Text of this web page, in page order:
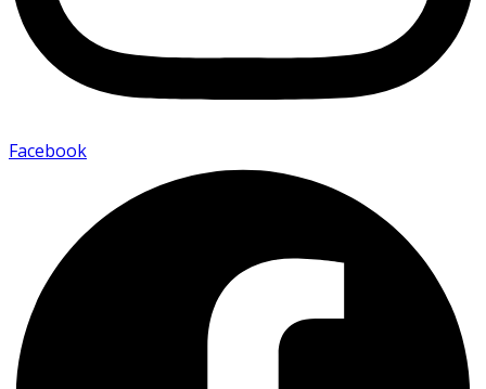
Facebook